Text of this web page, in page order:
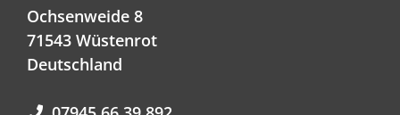
Ochsenweide 8
71543 Wüstenrot
Deutschland